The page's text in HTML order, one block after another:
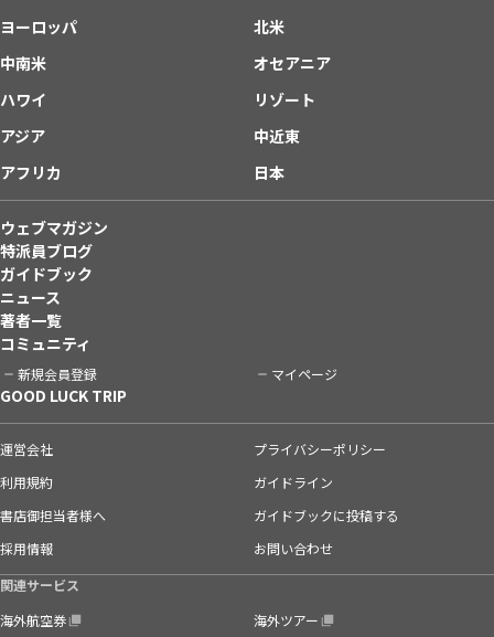
ヨーロッパ
北米
中南米
オセアニア
ハワイ
リゾート
アジア
中近東
アフリカ
日本
ウェブマガジン
特派員ブログ
ガイドブック
ニュース
著者一覧
コミュニティ
新規会員登録 マイページ
GOOD LUCK TRIP
運営会社
プライバシーポリシー
利用規約
ガイドライン
書店御担当者様へ
ガイドブックに投稿する
採用情報
お問い合わせ
関連サービス
海外航空券
海外ツアー